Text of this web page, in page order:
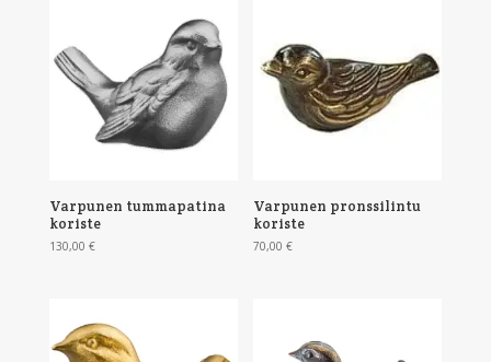
Varpunen tummapatina
koriste
130,00 €
Varpunen pronssilintu
koriste
70,00€